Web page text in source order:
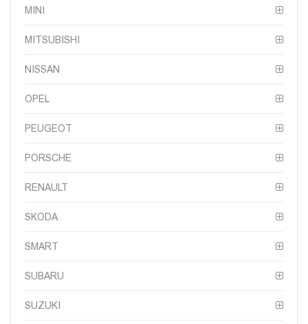
MINI
MITSUBISHI
NISSAN
OPEL
PEUGEOT
PORSCHE
RENAULT
SKODA
SMART
SUBARU
SUZUKI